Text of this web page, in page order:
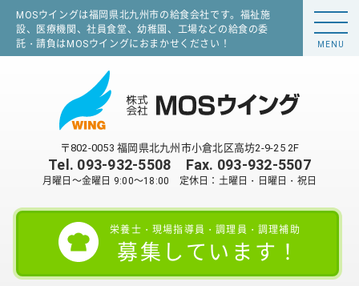
MOSウイングは福岡県北九州市の給食会社です。福祉施
設、医療機関、社員食堂、幼稚園、工場などの給食の委
託・請負はMOSウイングにおまかせください！
〒802-0053 福岡県北九州市小倉北区高坊2-9-25 2F
Tel. 093-932-5508 Fax. 093-932-5507
月曜日～金曜日 9:00～18:00 定休日：土曜日・日曜日・祝日
栄養士・現場指導員・調理員・調理補助
募集しています！
MENU